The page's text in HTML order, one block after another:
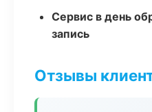
Сервис в день
запись
Отзывы